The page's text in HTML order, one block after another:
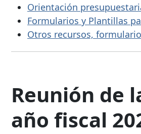
Orientación
Formularios y Plantillas
Otros recursos,
Reunión de
año fiscal